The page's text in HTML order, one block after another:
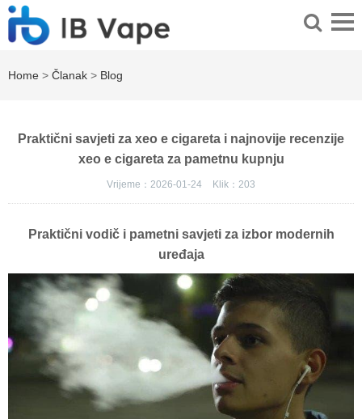
Home > Članak > Blog
Praktični savjeti za xeo e cigareta i najnovije recenzije
xeo e cigareta za pametnu kupnju
Vrijeme：2026-01-24 Klik： 203
Praktični vodič i pametni savjeti za izbor modernih
uređaja